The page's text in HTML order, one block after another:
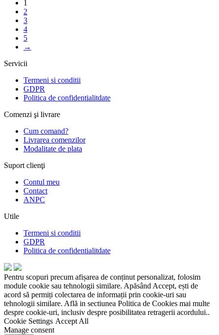
1
2
3
4
5
→
Servicii
Termeni si conditii
GDPR
Politica de confidentialitdate
Comenzi şi livrare
Cum comand?
Livrarea comenzilor
Modalitate de plata
Suport clienţi
Contul meu
Contact
ANPC
Utile
Termeni si conditii
GDPR
Politica de confidentialitdate
Pentru scopuri precum afișarea de conținut personalizat, folosim
module cookie sau tehnologii similare. Apăsând Accept, ești de
acord să permiți colectarea de informații prin cookie-uri sau
tehnologii similare. Află in sectiunea Politica de Cookies mai multe
despre cookie-uri, inclusiv despre posibilitatea retragerii acordului..
Cookie Settings Accept All
Manage consent